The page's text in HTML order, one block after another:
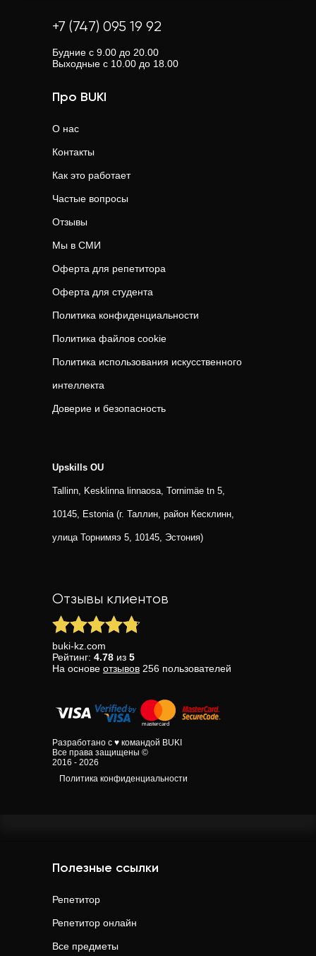
+7 (747) 095 19 92
Будние с 9.00 до 20.00
Выходные с 10.00 до 18.00
Про BUKI
О нас
Контакты
Как это работает
Частые вопросы
Отзывы
Мы в СМИ
Оферта для репетитора
Оферта для студента
Политика конфиденциальности
Политика файлов cookie
Политика использования искусственного
интеллекта
Доверие и безопасность
Upskills OU
Tallinn, Kesklinna linnaosa, Tornimäe tn 5,
10145, Estonia (г. Таллин, район Кесклинн,
улица Торнимяэ 5, 10145, Эстония)
Отзывы клиентов
buki-kz.com
Рейтинг: 4.78 из 5
На основе отзывов 256 пользователей
Разработано с ♥ командой BUKI
Все права защищены ©
2016 - 2026
Политика конфиденциальности
Полезные ссылки
Репетитор
Репетитор онлайн
Все предметы